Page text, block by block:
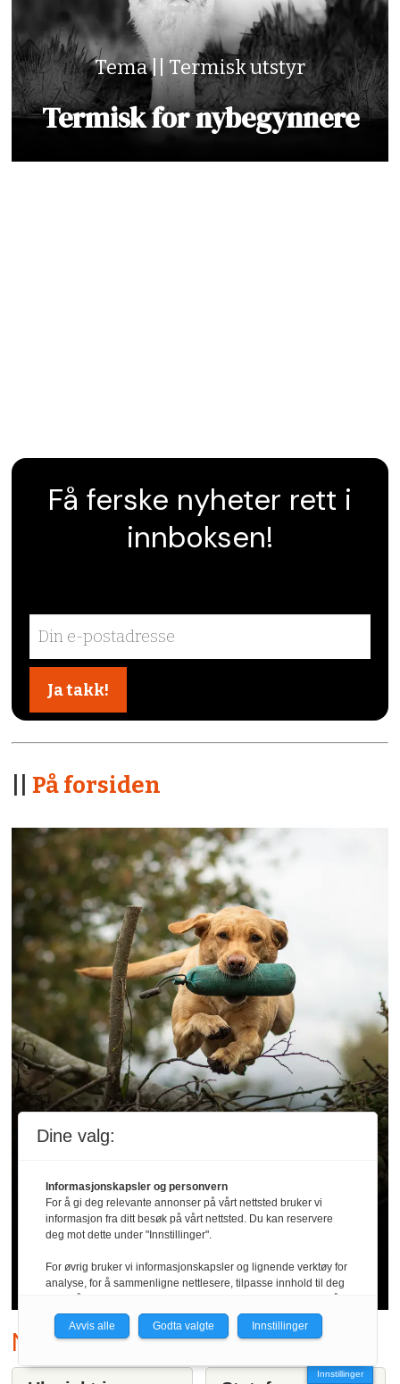
Tema || Termisk utstyr
Termisk for nybegynnere
Få ferske nyheter rett i
innboksen!
På forsiden
Årets jakthund
Hathersage er «Årets
jakthund»
Nyheter i kortform:
Innstillinger
Dine valg:
Informasjonskapsler og personvern
For å gi deg relevante annonser på vårt nettsted bruker vi
informasjon fra ditt besøk på vårt nettsted. Du kan reservere
deg mot dette under "Innstillinger".
For øvrig bruker vi informasjonskapsler og lignende verktøy for
analyse, for å sammenligne nettlesere, tilpasse innhold til deg
personvernerklæring.
du få relevante annonser på nettstedene til medlemmene i
nettverket basert på informasjon fra dine besøk på tvers av
Avvis alle Godta valgte Innstillinger